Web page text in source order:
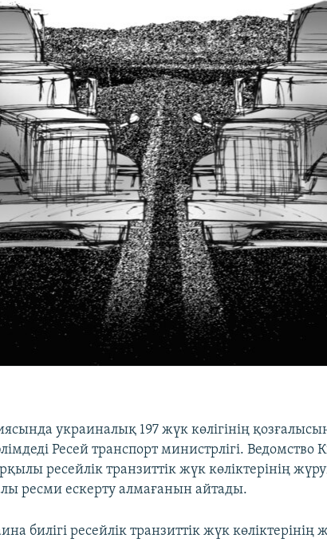
украиналық 197 жүк көлігінің
Ресей транспорт министрлігі. Ведомство
ресейлік транзиттік жүк көліктерінің
ресми ескерту алмағанын айтады.
билігі ресейлік транзиттік жүк